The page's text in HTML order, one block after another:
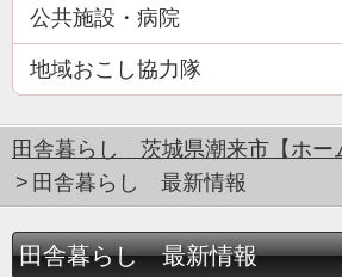
公共施設・病院
地域おこし協力隊
田舎暮らし 茨城県潮来市【ホー
田舎暮らし 最新情報
田舎暮らし 最新情報